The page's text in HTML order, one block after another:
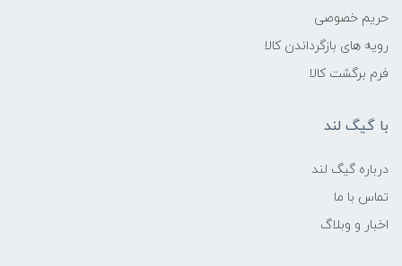
حریم خصوصی
رویه های بازگرداندن کالا
فرم برگشت کالا
با گیگ لند
درباره گیگ لند
تماس با ما
اخبار و وبلاگ